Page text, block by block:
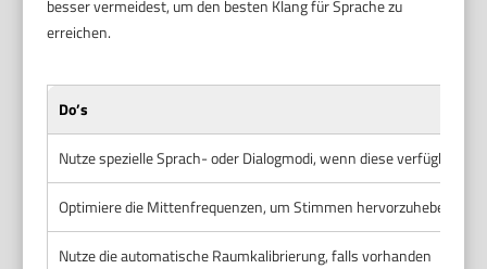
besser vermeidest, um den besten Klang für Sprache zu
erreichen.
Do’s
Nutze spezielle Sprach- oder Dialogmodi, wenn diese verfügbar
Optimiere die Mittenfrequenzen, um Stimmen hervorzuheben
Nutze die automatische Raumkalibrierung, falls vorhanden